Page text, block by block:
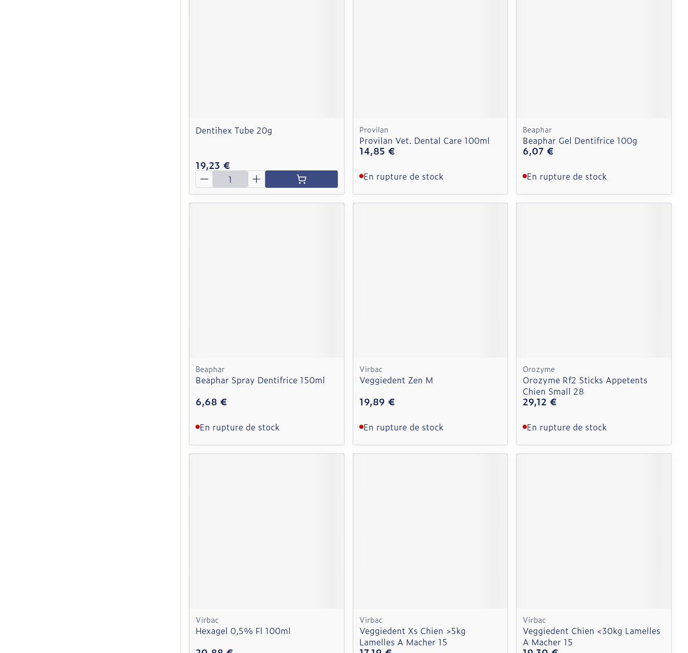
Dentihex Tube 20g
19,23 €
Quantité
Provilan
Provilan Vet. Dental Care 100ml
14,85 €
En rupture de stock
Beaphar
Beaphar Gel Dentifrice 100g
6,07 €
En rupture de stock
Beaphar
Beaphar Spray Dentifrice 150ml
6,68 €
En rupture de stock
Virbac
Veggiedent Zen M
19,89 €
En rupture de stock
Orozyme
Orozyme Rf2 Sticks Appetents
Chien Small 28
29,12 €
En rupture de stock
Virbac
Hexagel 0,5% Fl 100ml
Virbac
Veggiedent Xs Chien >5kg
Lamelles A Macher 15
Virbac
Veggiedent Chien <30kg Lamelles
A Macher 15